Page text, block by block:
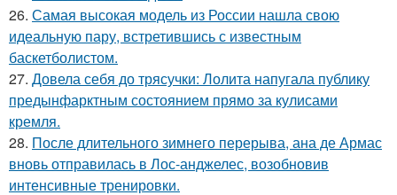
26. Самая высокая модель из России нашла свою
идеальную пару, встретившись с известным
баскетболистом.
27. Довела себя до трясучки: Лолита напугала публику
предынфарктным состоянием прямо за кулисами
кремля.
28. После длительного зимнего перерыва, ана де Армас
вновь отправилась в Лос-анджелес, возобновив
интенсивные тренировки.